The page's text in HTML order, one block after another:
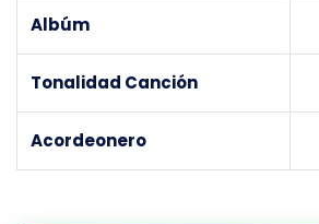
Albúm
Tonalidad Canción
Acordeonero